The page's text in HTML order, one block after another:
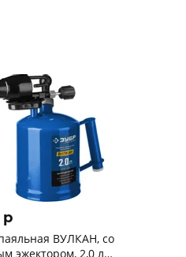
p
ВУЛКАН, со
эжектором, 2,0 л